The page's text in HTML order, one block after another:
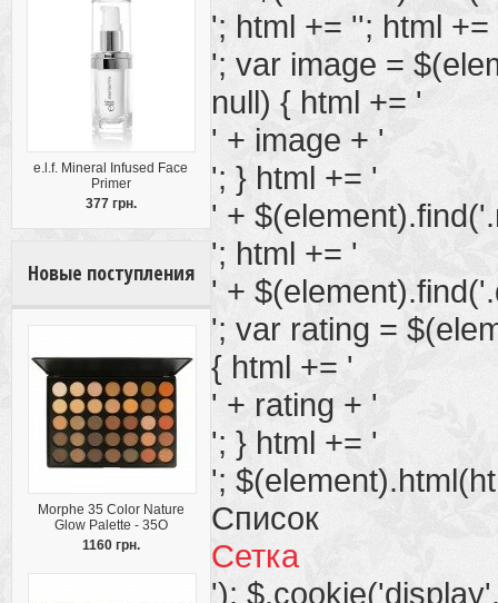
e.l.f. Mineral Infused Face
Primer
377 грн.
Новые поступления
Morphe 35 Color Nature
Glow Palette - 35O
1160 грн.
'; html += ''; html +=
'; var image =
null) { html += '
' + image + '
'; } html += '
' +
'; html += '
' +
'; var rating =
{ html += '
' + rating + '
'; } html += '
';
Список
Сетка
');